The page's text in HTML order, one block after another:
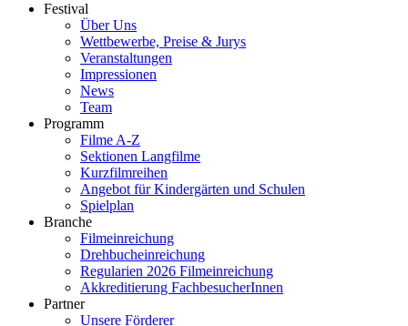
Festival
Über Uns
Wettbewerbe, Preise & Jurys
Veranstaltungen
Impressionen
News
Team
Programm
Filme A-Z
Sektionen Langfilme
Kurzfilmreihen
Angebot für Kindergärten und Schulen
Spielplan
Branche
Filmeinreichung
Drehbucheinreichung
Regularien 2026 Filmeinreichung
Akkreditierung FachbesucherInnen
Partner
Unsere Förderer